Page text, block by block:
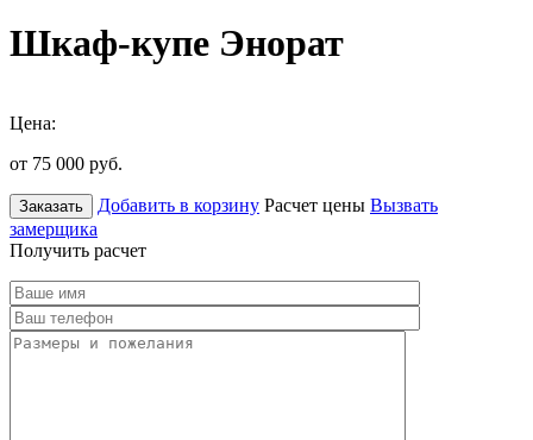
Шкаф-купе Энорат
Цена:
от 75 000 руб.
Заказать Добавить в корзину Расчет цены Вызвать
замерщика
Получить расчет